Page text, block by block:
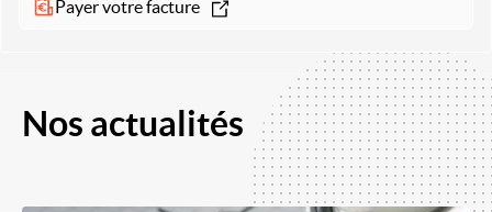
Payer votre facture
Nos actualités